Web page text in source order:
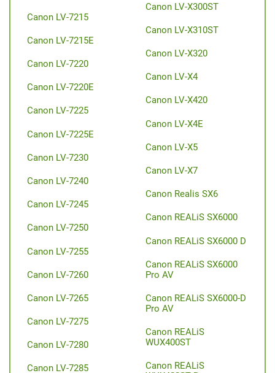
Canon LV-7215
Canon LV-7215E
Canon LV-7220
Canon LV-7220E
Canon LV-7225
Canon LV-7225E
Canon LV-7230
Canon LV-7240
Canon LV-7245
Canon LV-7250
Canon LV-7255
Canon LV-7260
Canon LV-7265
Canon LV-7275
Canon LV-7280
Canon LV-7285
Canon LV-X300ST
Canon LV-X310ST
Canon LV-X320
Canon LV-X4
Canon LV-X420
Canon LV-X4E
Canon LV-X5
Canon LV-X7
Canon Realis SX6
Canon REALiS SX6000
Canon REALiS SX6000 D
Canon REALiS SX6000
Pro AV
Canon REALiS SX6000-D
Pro AV
Canon REALiS
WUX400ST
Canon REALiS